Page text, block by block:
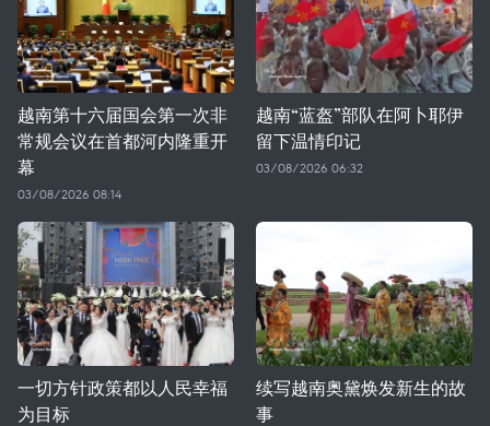
越南第十六届国会第一次非
常规会议在首都河内隆重开
幕
03/08/2026 08:14
越南“蓝盔”部队在阿卜耶伊
留下温情印记
03/08/2026 06:32
一切方针政策都以人民幸福
为目标
续写越南奥黛焕发新生的故
事